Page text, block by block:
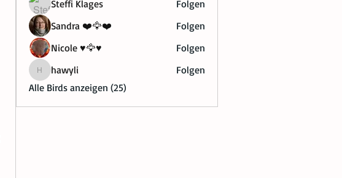
Steffi Klages
Folgen
Sandra ❤️🦅❤️
Folgen
Nicole ♥️🦅♥️
Folgen
hawylihawyli
Folgen
Alle Birds anzeigen (25)